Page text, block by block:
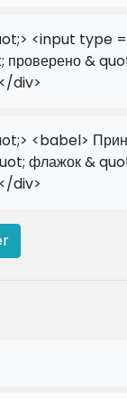
<input type
&
div>
<babel>
флажок &
div>